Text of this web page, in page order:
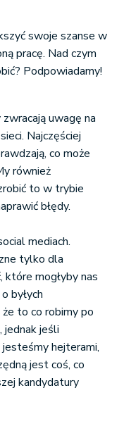
swoje szanse w
pracę. Nad czym
Podpowiadamy!
uwagę na
Najczęściej
co może
również
to w trybie
błędy.
mediach.
tylko dla
które mogłyby nas
byłych
to co robimy po
jednak jeśli
hejterami,
jest coś, co
kandydatury